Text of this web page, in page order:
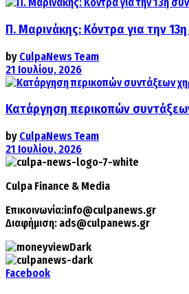
Π. Μαρινάκης: Κόντρα για την
by CulpaNews Team
21 Ιουλίου, 2026
Κατάργηση περικοπών
by CulpaNews Team
21 Ιουλίου, 2026
Culpa Finance & Media
Επικοινωνία:info@culpanews.gr
Διαφήμιση: ads@culpanews.gr
Facebook